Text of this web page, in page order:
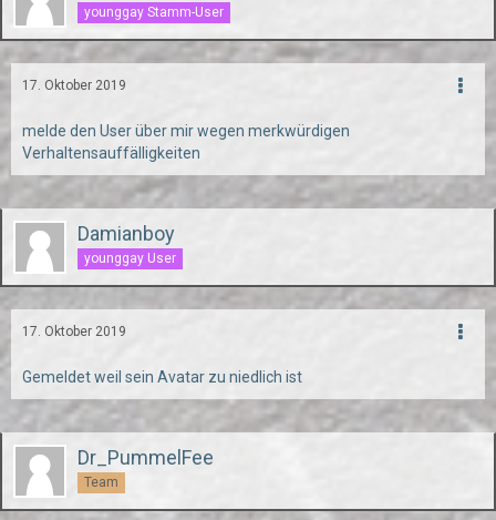
younggay Stamm-User
17. Oktober 2019
melde den User über mir wegen merkwürdigen
Verhaltensauffälligkeiten
Damianboy
younggay User
17. Oktober 2019
Gemeldet weil sein Avatar zu niedlich ist
Dr_PummelFee
Team